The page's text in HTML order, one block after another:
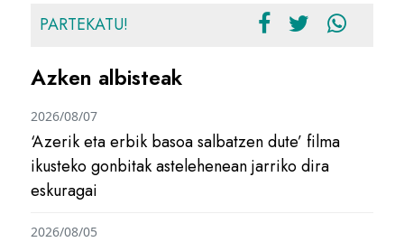
PARTEKATU!
Azken albisteak
‘Azerik eta erbik basoa salbatzen dute’ filma
ikusteko gonbitak astelehenean jarriko dira
eskuragai
2026/08/07
2026/08/05